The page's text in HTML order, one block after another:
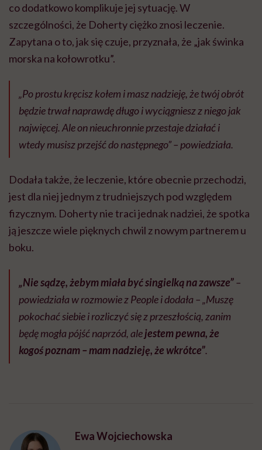
co dodatkowo komplikuje jej sytuację. W
szczególności, że Doherty ciężko znosi leczenie.
Zapytana o to, jak się czuje, przyznała, że „jak świnka
morska na kołowrotku”.
„Po prostu kręcisz kołem i masz nadzieję, że twój obrót
będzie trwał naprawdę długo i wyciągniesz z niego jak
najwięcej. Ale on nieuchronnie przestaje działać i
wtedy musisz przejść do następnego” – powiedziała.
Dodała także, że leczenie, które obecnie przechodzi,
jest dla niej jednym z trudniejszych pod względem
fizycznym. Doherty nie traci jednak nadziei, że spotka
ją jeszcze wiele pięknych chwil z nowym partnerem u
boku.
„Nie sądzę, żebym miała być singielką na zawsze”–
powiedziała w rozmowie zPeoplei dodała – „Muszę
pokochać siebie i rozliczyć się z przeszłością, zanim
będę mogła pójść naprzód, alejestem pewna, że
kogoś ​​poznam – mam nadzieję, że wkrótce”.
Ewa Wojciechowska